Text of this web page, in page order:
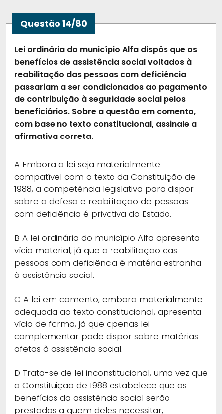
Questão 14/80
Lei ordinária do município Alfa dispôs que os
benefícios de assistência social voltados à
reabilitação das pessoas com deficiência
passariam a ser condicionados ao pagamento
de contribuição à seguridade social pelos
beneficiários. Sobre a questão em comento,
com base no texto constitucional, assinale a
afirmativa correta.
A Embora a lei seja materialmente
compatível com o texto da Constituição de
1988, a competência legislativa para dispor
sobre a defesa e reabilitação de pessoas
com deficiência é privativa do Estado.
B A lei ordinária do município Alfa apresenta
vício material, já que a reabilitação das
pessoas com deficiência é matéria estranha
à assistência social.
C A lei em comento, embora materialmente
adequada ao texto constitucional, apresenta
vício de forma, já que apenas lei
complementar pode dispor sobre matérias
afetas à assistência social.
D Trata-se de lei inconstitucional, uma vez que
a Constituição de 1988 estabelece que os
benefícios da assistência social serão
prestados a quem deles necessitar,